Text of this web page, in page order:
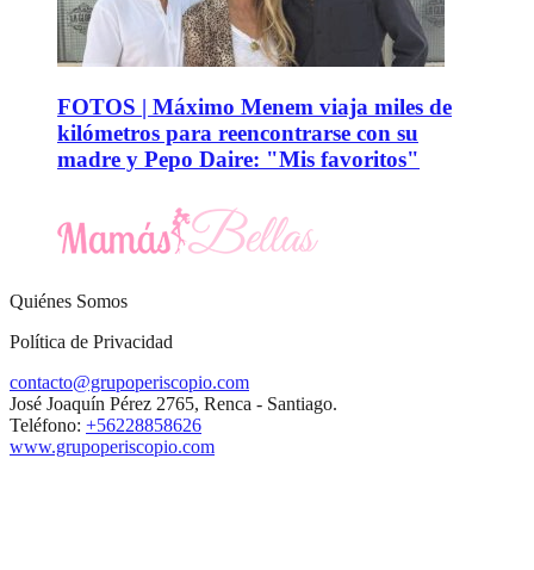
FOTOS | Máximo Menem viaja miles de
kilómetros para reencontrarse con su
madre y Pepo Daire: "Mis favoritos"
Quiénes Somos
Política de Privacidad
contacto@grupoperiscopio.com
José Joaquín Pérez 2765, Renca - Santiago.
Teléfono: +56228858626
www.grupoperiscopio.com